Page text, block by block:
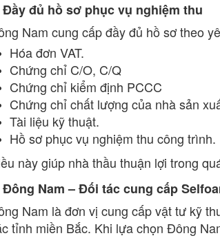
Đầy đủ hồ sơ phục vụ nghiệm thu
Nam cung cấp đầy đủ hồ sơ theo
Hóa đơn VAT.
Chứng chỉ C/O, C/Q
Chứng chỉ kiểm định PCCC
Chứng chỉ chất lượng của nhà sản
Tài liệu kỹ thuật.
Hồ sơ phục vụ nghiệm thu công trình.
này giúp nhà thầu thuận lợi trong
Đông Nam – Đối tác cung cấp
Nam là đơn vị cung cấp vật tư kỹ
tỉnh miền Bắc. Khi lựa chọn Đông